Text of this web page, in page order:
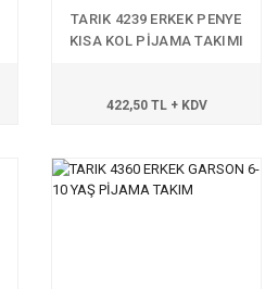
TARIK 4239 ERKEK PENYE
KISA KOL PİJAMA TAKIMI
422,50 TL + KDV